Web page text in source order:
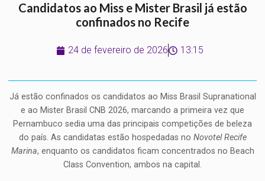
Candidatos ao Miss e Mister Brasil já estão
confinados no Recife
24 de fevereiro de 2026 13:15
Já estão confinados os candidatos ao Miss Brasil Supranational
e ao Mister Brasil CNB 2026, marcando a primeira vez que
Pernambuco sedia uma das principais competições de beleza
do país. As candidatas estão hospedadas no Novotel Recife
Marina, enquanto os candidatos ficam concentrados no Beach
Class Convention, ambos na capital.